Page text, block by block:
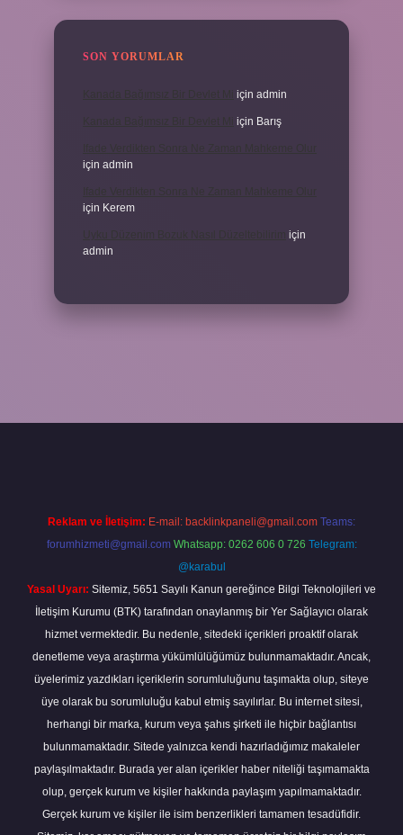
SON YORUMLAR
için admin
için Barış
için admin
için Kerem
için
admin
Reklam ve İletişim: E-mail: backlinkpaneli@gmail.com Teams:
forumhizmeti@gmail.com Whatsapp: 0262 606 0 726 Telegram:
@karabul
Yasal Uyarı: Sitemiz, 5651 Sayılı Kanun gereğince Bilgi Teknolojileri ve
İletişim Kurumu (BTK) tarafından onaylanmış bir Yer Sağlayıcı olarak
hizmet vermektedir. Bu nedenle, sitedeki içerikleri proaktif olarak
denetleme veya araştırma yükümlülüğümüz bulunmamaktadır. Ancak,
üyelerimiz yazdıkları içeriklerin sorumluluğunu taşımakta olup, siteye
üye olarak bu sorumluluğu kabul etmiş sayılırlar. Bu internet sitesi,
herhangi bir marka, kurum veya şahıs şirketi ile hiçbir bağlantısı
bulunmamaktadır. Sitede yalnızca kendi hazırladığımız makaleler
paylaşılmaktadır. Burada yer alan içerikler haber niteliği taşımamakta
olup, gerçek kurum ve kişiler hakkında paylaşım yapılmamaktadır.
Gerçek kurum ve kişiler ile isim benzerlikleri tamamen tesadüfidir.